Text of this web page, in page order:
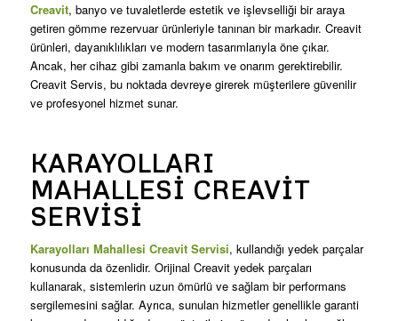
Creavit, banyo ve tuvaletlerde estetik ve işlevselliği bir araya
getiren gömme rezervuar ürünleriyle tanınan bir markadır. Creavit
ürünleri, dayanıklılıkları ve modern tasarımlarıyla öne çıkar.
Ancak, her cihaz gibi zamanla bakım ve onarım gerektirebilir.
Creavit Servis, bu noktada devreye girerek müşterilere güvenilir
ve profesyonel hizmet sunar.
KARAYOLLARI
MAHALLESI CREAVIT
SERVISI
Karayolları Mahallesi Creavit Servisi, kullandığı yedek parçalar
konusunda da özenlidir. Orijinal Creavit yedek parçaları
kullanarak, sistemlerin uzun ömürlü ve sağlam bir performans
sergilemesini sağlar. Ayrıca, sunulan hizmetler genellikle garanti